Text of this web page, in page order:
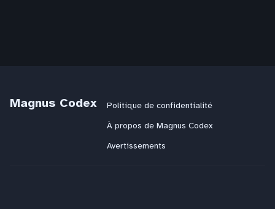
Magnus Codex
Politique de confidentialité
À propos de Magnus Codex
Avertissements